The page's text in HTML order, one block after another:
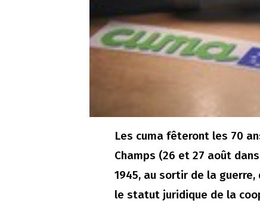
Les cuma fêteront les 70
Champs (26 et 27 août
1945, au sortir de la
le statut juridique de la